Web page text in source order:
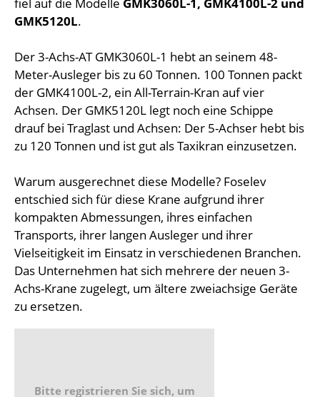
GMK5120L.
Der 3-Achs-AT GMK3060L-1 hebt an seinem 48-
Meter-Ausleger bis zu 60 Tonnen. 100 Tonnen packt
der GMK4100L-2, ein All-Terrain-Kran auf vier
Achsen. Der GMK5120L legt noch eine Schippe
drauf bei Traglast und Achsen: Der 5-Achser hebt bis
zu 120 Tonnen und ist gut als Taxikran einzusetzen.
Warum ausgerechnet diese Modelle? Foselev
entschied sich für diese Krane aufgrund ihrer
kompakten Abmessungen, ihres einfachen
Transports, ihrer langen Ausleger und ihrer
Vielseitigkeit im Einsatz in verschiedenen Branchen.
Das Unternehmen hat sich mehrere der neuen 3-
Achs-Krane zugelegt, um ältere zweiachsige Geräte
zu ersetzen.
Bitte registrieren Sie sich, um